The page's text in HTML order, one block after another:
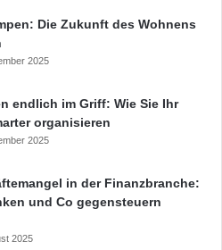
Die Zukunft des Wohnens
2025
endlich im Griff: Wie Sie Ihr
organisieren
2025
in der Finanzbranche:
und Co gegensteuern
2025